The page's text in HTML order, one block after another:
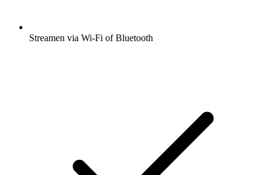
Streamen via Wi-Fi of Bluetooth